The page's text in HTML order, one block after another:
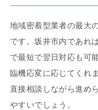
地域密着型業者の最大
です。坂井市内であれ
で最短で翌日対応も可
臨機応変に応じてくれ
直接相談しながら進め
やすいでしょう。